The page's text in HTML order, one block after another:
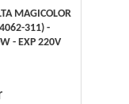
MAGICOLOR
311) -
- EXP 220V